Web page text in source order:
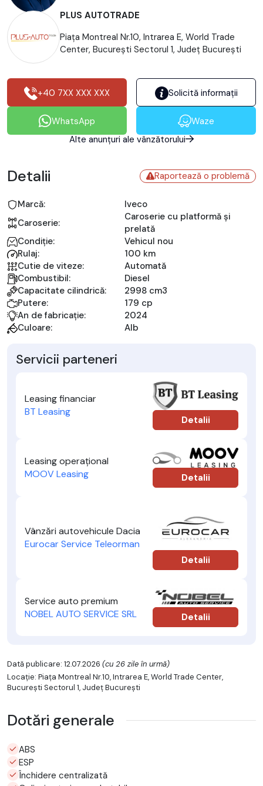
PLUS AUTOTRADE
Piața Montreal Nr.10, Intrarea E, World Trade
Center, Bucureşti Sectorul 1, Județ București
+40 7XX XXX XXX Solicită informații
WhatsApp
Waze
Alte anunțuri ale vânzătorului
Detalii Raportează o problemă
Marcă:
Iveco
Caroserie:
Caroserie cu platformă și
prelată
Condiție:
Vehicul nou
Rulaj:
100 km
Cutie de viteze:
Automată
Combustibil:
Diesel
Capacitate cilindrică:
2998 cm3
Putere:
179 cp
An de fabricație:
2024
Culoare:
Alb
Servicii parteneri
Leasing financiar
BT Leasing
Detalii
Leasing operațional
MOOV Leasing
Detalii
Vânzări autovehicule Dacia
Eurocar Service Teleorman
Detalii
Service auto premium
NOBEL AUTO SERVICE SRL
Detalii
Dată publicare: 12.07.2026 (cu 26 zile în urmă)
Locație: Piața Montreal Nr.10, Intrarea E, World Trade Center,
Bucureşti Sectorul 1, Județ București
Dotări generale
ABS
ESP
Închidere centralizată